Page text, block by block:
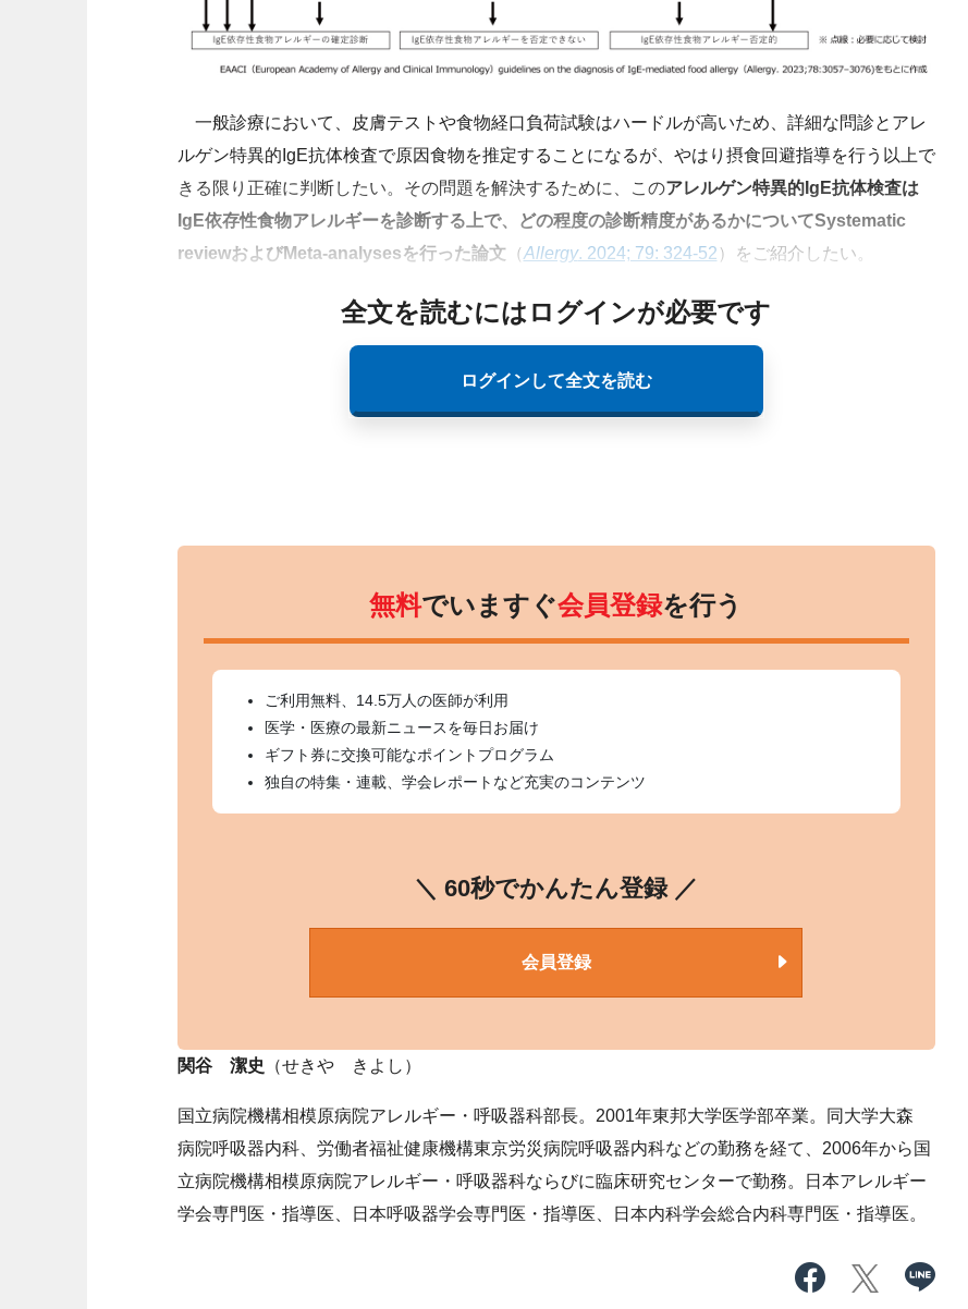
一般診療において、皮膚テストや食物経口負荷試験はハードルが高いため、詳細な問診とアレ
ルゲン特異的IgE抗体検査で原因食物を推定することになるが、やはり摂食回避指導を行う以上で
きる限り正確に判断したい。その問題を解決するために、このアレルゲン特異的IgE抗体検査は
IgE依存性食物アレルギーを診断する上で、どの程度の診断精度があるかについてSystematic
reviewおよびMeta-analysesを行った論文（Allergy. 2024; 79: 324-52 ）をご紹介したい。
全文を読むにはログインが必要です
ログインして全文を読む
無料でいますぐ会員登録を行う
ご利用無料、14.5万人の医師が利用
医学・医療の最新ニュースを毎日お届け
ギフト券に交換可能なポイントプログラム
独自の特集・連載、学会レポートなど充実のコンテンツ
＼ 60秒でかんたん登録 ／
会員登録
関谷 潔史 （せきや きよし）
国立病院機構相模原病院アレルギー・呼吸器科部長。 2001年東邦大学医学部卒業。同大学大森
病院呼吸器内科、労働者福祉健康機構東京労災病院呼吸器内科などの勤務を経て、2006年から国
立病院機構相模原病院アレルギー・呼吸器科ならびに臨床研究センターで勤務。日本アレルギー
学会専門医・指導医、日本呼吸器学会専門医・指導医、日本内科学会総合内科専門医・指導医。